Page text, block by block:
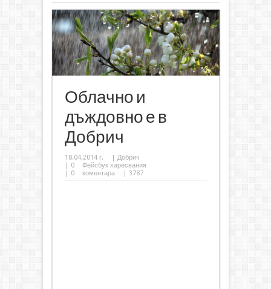
Облачно и
дъждовно е в
Добрич
18.04.2014 г. | Добрич
| 0
Фейсбук харесвания
| 0 коментара | 3787